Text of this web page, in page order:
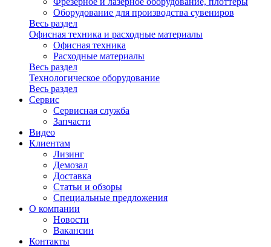
Оборудование для производства сувениров
Весь раздел
Офисная техника и расходные материалы
Офисная техника
Расходные материалы
Весь раздел
Технологическое оборудование
Весь раздел
Сервис
Сервисная служба
Запчасти
Видео
Клиентам
Лизинг
Демозал
Доставка
Статьи и обзоры
Специальные предложения
О компании
Новости
Вакансии
Контакты